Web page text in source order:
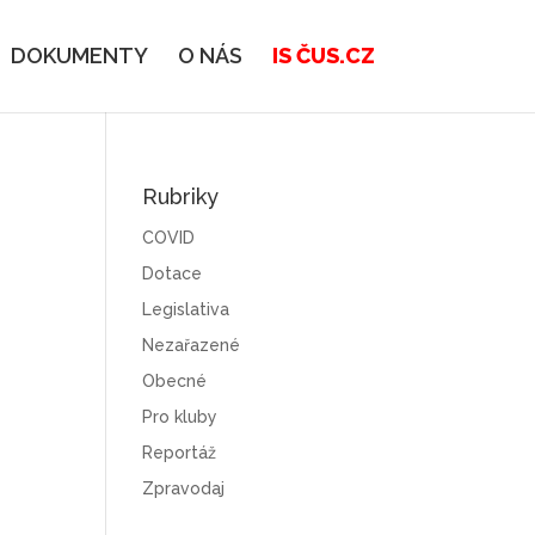
DOKUMENTY O NÁS IS ČUS.CZ
Rubriky
COVID
Dotace
Legislativa
Nezařazené
Obecné
Pro kluby
Reportáž
Zpravodaj